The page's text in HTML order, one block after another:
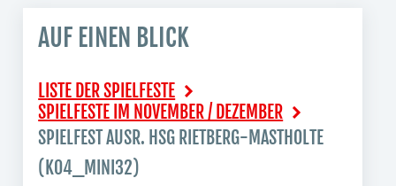
AUF EINEN BLICK
LISTE DER SPIELFESTE
SPIELFESTE IM NOVEMBER / DEZEMBER
SPIELFEST AUSR. HSG RIETBERG-MASTHOLTE
(K04_MINI32)